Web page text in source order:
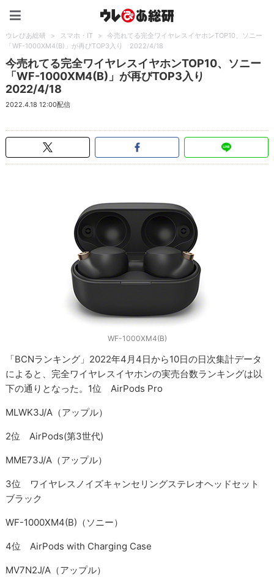
ウレぴあ総研 > スマホ・IT >
今売れてる完全ワイヤレスイヤホンTOP10、ソニー
「WF-1000XM4(B)」が再びTOP3入り 2022/4/18
今売れてる完全ワイヤレスイヤホンTOP10、ソニー
「WF-1000XM4(B)」が再びTOP3入り
2022/4/18
2022.4.18 12:00配信
WF-1000XM4(B)
「BCNランキング」2022年4月4日から10日の日次集計データ
によると、完全ワイヤレスイヤホンの実売台数ランキングは以
下の通りとなった。1位 AirPods Pro
MLWK3J/A（アップル）
2位 AirPods(第3世代)
MME73J/A（アップル）
3位 ワイヤレスノイズキャンセリングステレオヘッドセット
ブラック
WF-1000XM4(B)（ソニー）
4位 AirPods with Charging Case
MV7N2J/A（アップル）